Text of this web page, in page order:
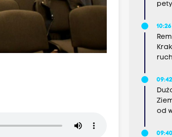
10:26
09:42
od
09:40